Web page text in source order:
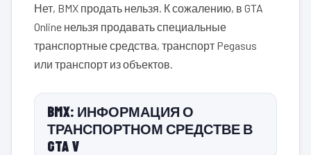
Нет, BMX продать нельзя. К сожалению, в GTA
Online нельзя продавать специальные
транспортные средства, транспорт Pegasus
или транспорт из объектов.
BMX: ИНФОРМАЦИЯ О
ТРАНСПОРТНОМ СРЕДСТВЕ В
GTA V